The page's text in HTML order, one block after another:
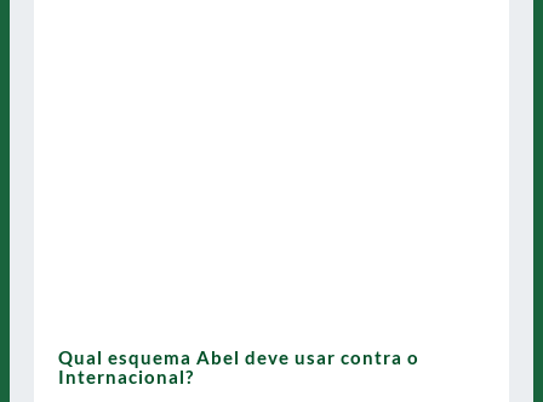
Qual esquema Abel deve usar contra o
Internacional?